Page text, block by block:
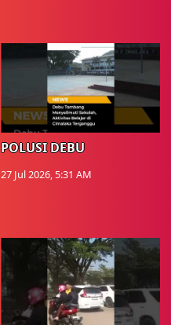
POLUSI DEBU
27 Jul 2026, 5:31 AM